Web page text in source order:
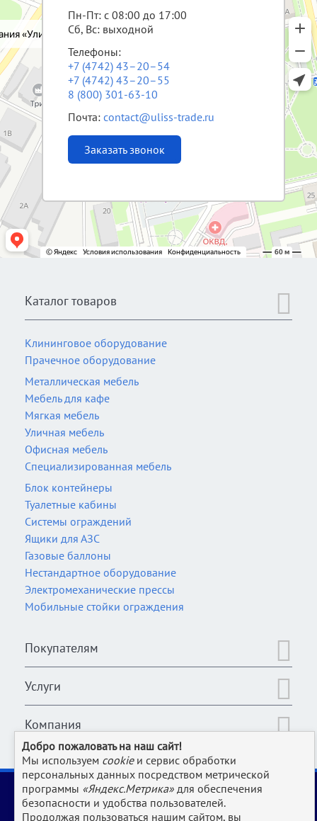
Пн-Пт: с 08:00 до 17:00
Сб, Вс: выходной
Телефоны:
+7 (4742) 43–20–54
+7 (4742) 43–20–55
8 (800) 301-63-10
Почта:contact@uliss-trade.ru
Заказать звонок
Каталог товаров
Клининговое оборудование
Прачечное оборудование
Металлическая мебель
Мебель для кафе
Мягкая мебель
Уличная мебель
Офисная мебель
Специализированная мебель
Блок контейнеры
Туалетные кабины
Системы ограждений
Ящики для АЗС
Газовые баллоны
Нестандартное оборудование
Электромеханические прессы
Мобильные стойки ограждения
Покупателям
Услуги
Компания
2006-2026 © Оборудование для магазина, супермаркета,
кафе, бара, ресторана, столовой, прачки и клининга и пр.
производств | www.Uliss-Trade.ru
Добро пожаловать на наш сайт!
Мы используем cookieи сервис обработки
персональных данных посредством метрической
программы «Яндекс.Метрика» для обеспечения
безопасности и удобства пользователей.
Продолжая пользоваться нашим сайтом, вы